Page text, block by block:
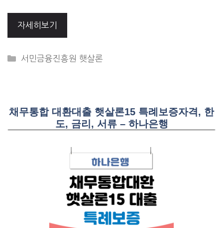
자세히보기
CATEGORIES
서민금융진흥원 햇살론
채무통합 대환대출 햇살론15 특례보증자격, 한
도, 금리, 서류 – 하나은행